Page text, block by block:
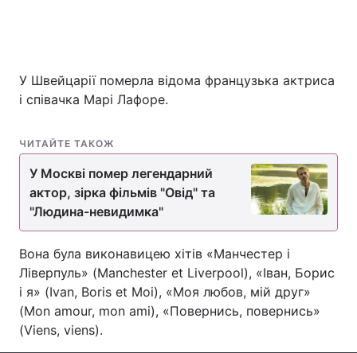
Головна
Україна Політика
Економіка
Техно і зв'язок Лайт
Зброя Інциденти
Здоров'я Туризм
У Швейцарії померла відома французька актриса
і співачка Марі Лафоре.
ЧИТАЙТЕ ТАКОЖ
У Москві помер легендарний
актор, зірка фільмів "Овід" та
"Людина-невидимка"
Вона була виконавицею хітів «Манчестер і
Ліверпуль» (Manchester et Liverpool), «Іван, Борис
і я» (Ivan, Boris et Moi), «Моя любов, мій друг»
(Mon amour, mon ami), «Повернись, повернись»
(Viens, viens).